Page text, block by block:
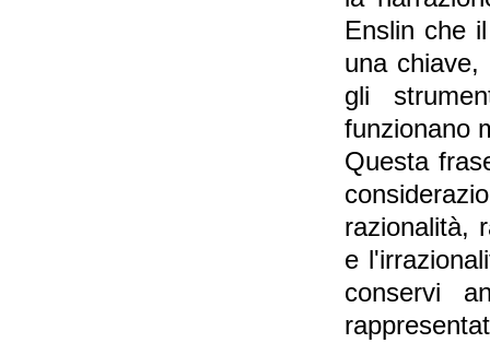
Enslin che
una chiave,
gli
funzionano
Questa
razionalità,
e
conservi